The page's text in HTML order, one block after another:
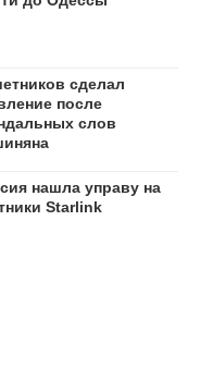
cделал
после
слов
нашла управу на
Starlink